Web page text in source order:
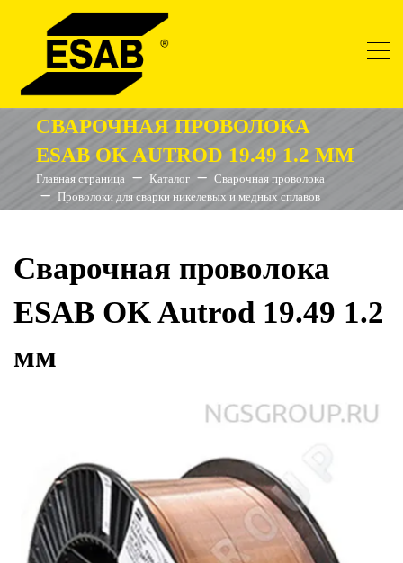
СВАРОЧНАЯ ПРОВОЛОКА
ESAB OK AUTROD 19.49 1.2 ММ
Главная страница Каталог
Сварочная проволока
Проволоки для сварки никелевых и медных сплавов
Сварочная проволока
ESAB OK Autrod 19.49 1.2
мм